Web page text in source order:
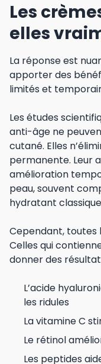
Les
elles
La réponse est
apporter des
limités et
Les études
anti-âge ne
cutané. Elles
permanente. Leur
amélioration
peau, souvent
hydratant
Cependant, toutes
Celles qui
donner des
L’acide
les ridules
La vitamine C
Le rétinol
Les peptides